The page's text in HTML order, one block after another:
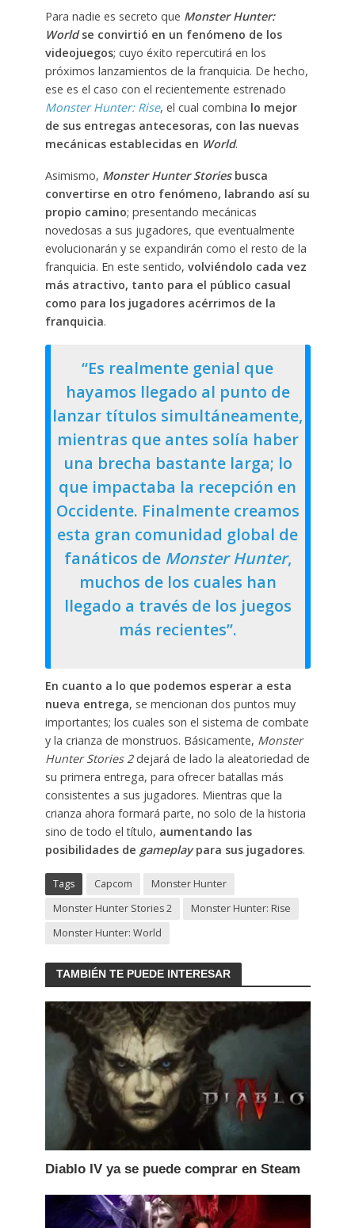
Para nadie es secreto que Monster Hunter:
Worldse convirtió en un fenómeno de los
videojuegos; cuyo éxito repercutirá en los
próximos lanzamientos de la franquicia. De hecho,
ese es el caso con el recientemente estrenado
Monster Hunter: Rise, el cual combina lo mejor
de sus entregas antecesoras, con las nuevas
mecánicas establecidas en World.
Asimismo, Monster Hunter Storiesbusca
convertirse en otro fenómeno, labrando así su
propio camino; presentando mecánicas
novedosas a sus jugadores, que eventualmente
evolucionarán y se expandirán como el resto de la
franquicia. En este sentido, volviéndolo cada vez
más atractivo, tanto para el público casual
como para los jugadores acérrimos de la
franquicia.
“Es realmente genial que
hayamos llegado al punto de
lanzar títulos simultáneamente,
mientras que antes solía haber
una brecha bastante larga; lo
que impactaba la recepción en
Occidente. Finalmente creamos
esta gran comunidad global de
fanáticos de Monster Hunter,
muchos de los cuales han
llegado a través de los juegos
más recientes”.
En cuanto a lo que podemos esperar a esta
nueva entrega, se mencionan dos puntos muy
importantes; los cuales son el sistema de combate
y la crianza de monstruos. Básicamente, Monster
Hunter Stories 2dejará de lado la aleatoriedad de
su primera entrega, para ofrecer batallas más
consistentes a sus jugadores. Mientras que la
crianza ahora formará parte, no solo de la historia
sino de todo el título, aumentando las
posibilidades de gameplaypara sus jugadores.
Tags Capcom
Monster Hunter
Monster Hunter Stories 2
Monster Hunter: Rise
Monster Hunter: World
TAMBIÉN TE PUEDE INTERESAR
Diablo IV ya se puede comprar en Steam